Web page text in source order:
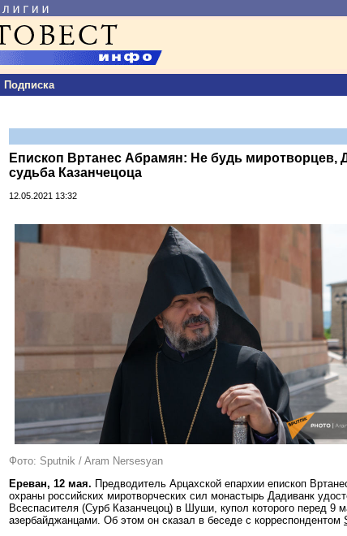
Подписка
Епископ Вртанес Абрамян: Не будь миротворцев,
судьба Казанчецоца
12.05.2021 13:32
Фото: Sputnik / Aram Nersesyan
Ереван, 12 мая. Предводитель Арцахской епархии епископ
охраны российских миротворческих сил монастырь Дадиванк
Всеспасителя (Сурб Казанчецоц) в Шуши, купол которого перед 9
азербайджанцами. Об этом он сказал в беседе с корреспондентом